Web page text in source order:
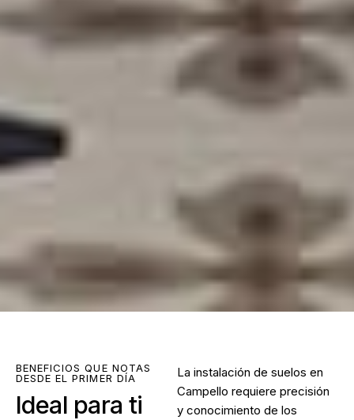
BENEFICIOS QUE NOTAS
DESDE EL PRIMER DÍA
Ideal para ti
La instalación de suelos en
Campello requiere precisión
y conocimiento de los